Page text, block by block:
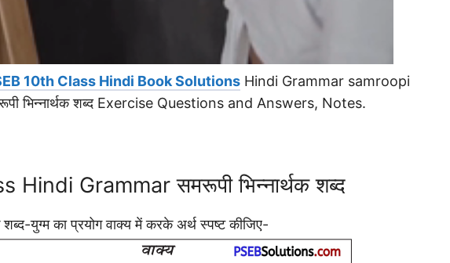
10th Class Hindi Book Solutions Hindi Grammar samroopi
भिन्नार्थक शब्द Exercise Questions and Answers, Notes.
Hindi Grammar समरूपी भिन्नार्थक शब्द
शब्द-युग्म का प्रयोग वाक्य में करके अर्थ स्पष्ट कीजिए-